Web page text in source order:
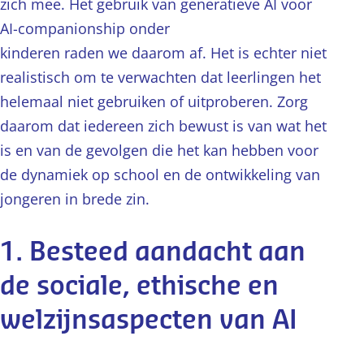
zich mee. Het gebruik van generatieve AI voor
AI-companionship onder
kinderen raden we daarom af. Het is echter niet
realistisch om te verwachten dat leerlingen het
helemaal niet gebruiken of uitproberen. Zorg
daarom dat iedereen zich bewust is van wat het
is en van de gevolgen die het kan hebben voor
de dynamiek op school en de ontwikkeling van
jongeren in brede zin.
1. Besteed aandacht aan
de sociale, ethische en
welzijnsaspecten van AI